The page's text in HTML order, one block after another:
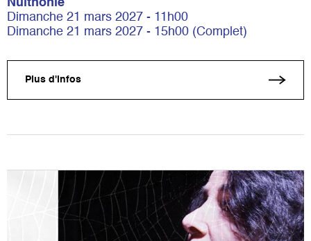
Nuithonie
Dimanche 21 mars 2027 - 11h00
Dimanche 21 mars 2027 - 15h00 (Complet)
Plus d'infos